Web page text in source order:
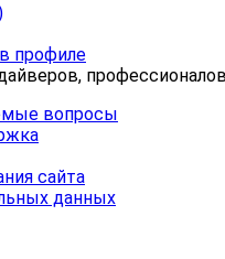
профиле
вопросы
сайта
данных